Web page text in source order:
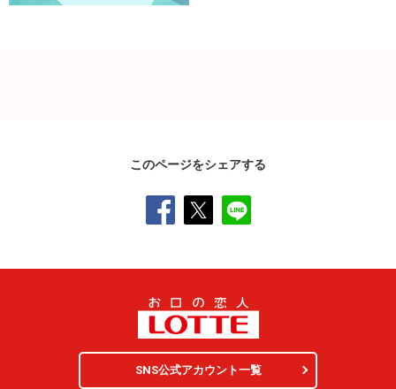
このページをシェアする
SNS公式アカウント一覧